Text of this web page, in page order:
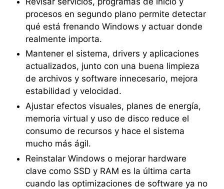
procesos en segundo plano permite detectar
qué está frenando Windows y actuar donde
realmente importa.
Mantener el sistema, drivers y aplicaciones
actualizados, junto con una buena limpieza
de archivos y software innecesario, mejora
estabilidad y velocidad.
Ajustar efectos visuales, planes de energía,
memoria virtual y uso de disco reduce el
consumo de recursos y hace el sistema
mucho más ágil.
Reinstalar Windows o mejorar hardware
clave como SSD y RAM es la última carta
cuando las optimizaciones de software ya no